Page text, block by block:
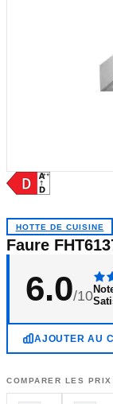
PLAQUE DE
HOTTE DE CUISINE
Faure
6.0/10
AJOUTER AU
COMPARER LES PRIX